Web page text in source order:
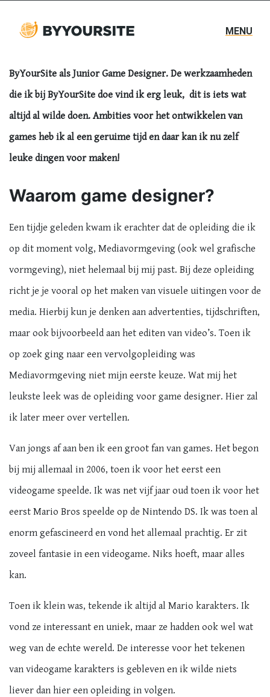
MENU
tweede jaar van de MBO-opleiding Mediavormgeving aan
ByYourSite als Junior Game Designer. De werkzaamheden
die ik bij ByYourSite doe vind ik erg leuk, dit is iets wat
altijd al wilde doen. Ambities voor het ontwikkelen van
games heb ik al een geruime tijd en daar kan ik nu zelf
leuke dingen voor maken!
Waarom game designer?
Een tijdje geleden kwam ik erachter dat de opleiding die ik
op dit moment volg, Mediavormgeving (ook wel grafische
vormgeving), niet helemaal bij mij past. Bij deze opleiding
richt je je vooral op het maken van visuele uitingen voor de
media. Hierbij kun je denken aan advertenties, tijdschriften,
maar ook bijvoorbeeld aan het editen van video’s. Toen ik
op zoek ging naar een vervolgopleiding was
Mediavormgeving niet mijn eerste keuze. Wat mij het
leukste leek was de opleiding voor game designer. Hier zal
ik later meer over vertellen.
Van jongs af aan ben ik een groot fan van games. Het begon
bij mij allemaal in 2006, toen ik voor het eerst een
videogame speelde. Ik was net vijf jaar oud toen ik voor het
eerst Mario Bros speelde op de Nintendo DS. Ik was toen al
enorm gefascineerd en vond het allemaal prachtig. Er zit
zoveel fantasie in een videogame. Niks hoeft, maar alles
kan.
Toen ik klein was, tekende ik altijd al Mario karakters. Ik
vond ze interessant en uniek, maar ze hadden ook wel wat
weg van de echte wereld. De interesse voor het tekenen
van videogame karakters is gebleven en ik wilde niets
liever dan hier een opleiding in volgen.